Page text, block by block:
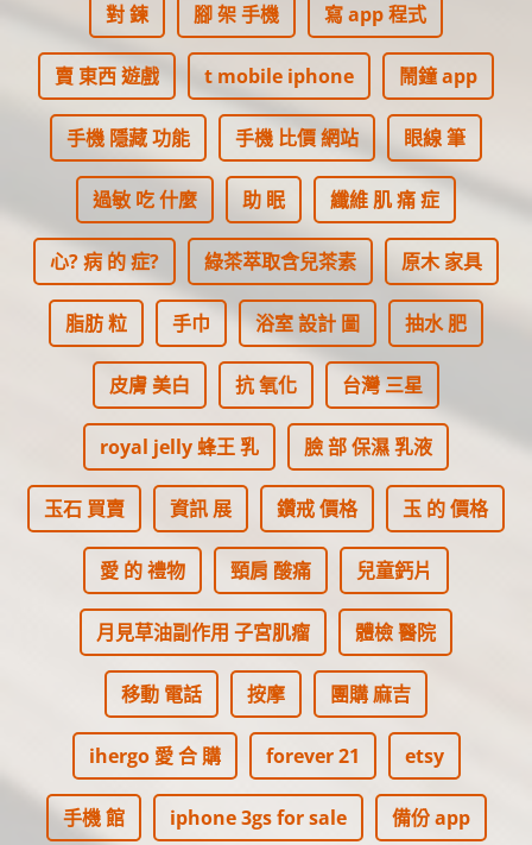
對 鍊 腳 架 手機 寫 app 程式
賣 東西 遊戲 t mobile iphone 鬧鐘 app
手機 隱藏 功能 手機 比價 網站 眼線 筆
過敏 吃 什麼 助 眠 纖維 肌 痛 症
心? 病 的 症? 綠茶萃取含兒茶素 原木 家具
脂肪 粒 手巾 浴室 設計 圖 抽水 肥
皮膚 美白 抗 氧化 台灣 三星
royal jelly 蜂王 乳 臉 部 保濕 乳液
玉石 買賣 資訊 展 鑽戒 價格 玉 的 價格
愛 的 禮物 頸肩 酸痛 兒童鈣片
月見草油副作用 子宮肌瘤 體檢 醫院
移動 電話 按摩 團購 麻吉
ihergo 愛 合 購 forever 21 etsy
手機 館 iphone 3gs for sale 備份 app